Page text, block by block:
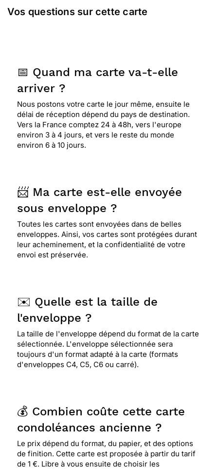
redire , vous êtes top !!!
⭐⭐⭐⭐⭐ Le 22/04/2023 : Merci a toute lequipe
⭐⭐⭐⭐⭐ Le 22/01/2023 : service super rapide et
très bon suivi , un énorme MERCI
⭐⭐⭐⭐⭐ Le 24/11/2022 : super. Service rapide.
Merci.
⭐⭐⭐⭐
Le 14/08/2022 : Belle présentation qui
reste sobre .merci
⭐⭐⭐⭐⭐ Le 19/06/2022 : bonjour je suis ravie des
cartes je vous remercie
⭐⭐⭐⭐⭐ Le 20/03/2022 : J'ai aimé le dessin du
⭐⭐⭐⭐
Le 27/01/2022 : Merci facteur jai aprecier
cette carte en ses penibles circonstane....ne
retrouer merci ........a bientot.....
Vos questions sur cette carte
📅 Quand ma carte va-t-elle
arriver ?
Nous postons votre carte le jour même, ensuite le
délai de réception dépend du pays de destination.
Vers la France comptez 24 à 48h, vers l'europe
environ 3 à 4 jours, et vers le reste du monde
environ 6 à 10 jours.
📨 Ma carte est-elle envoyée
sous enveloppe ?
Toutes les cartes sont envoyées dans de belles
enveloppes. Ainsi, vos cartes sont protégées durant
leur acheminement, et la confidentialité de votre
envoi est préservée.
✉️ Quelle est la taille de
l'enveloppe ?
La taille de l'enveloppe dépend du format de la carte
sélectionnée. L'enveloppe sélectionnée sera
toujours d'un format adapté à la carte (formats
d'enveloppes C4, C5, C6 ou carré).
💰 Combien coûte cette carte
condoléances ancienne ?
Le prix dépend du format, du papier, et des options
de finition. Cette carte est proposée à partir du tarif
de 1 €. Libre à vous ensuite de choisir les